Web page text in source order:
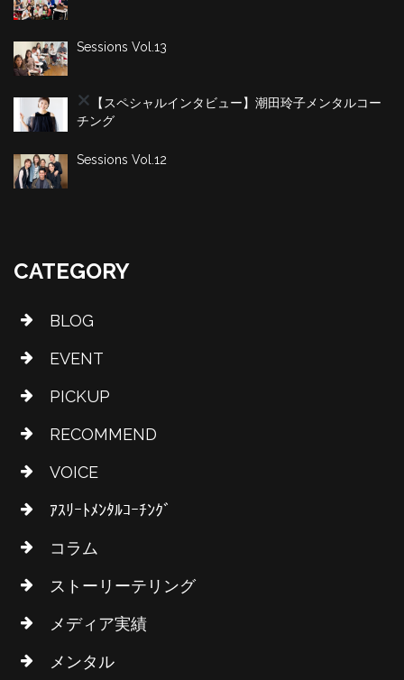
Sessions Vol.13
【スペシャルインタビュー】潮田玲子メンタルコー
チング
Sessions Vol.12
CATEGORY
BLOG
EVENT
PICKUP
RECOMMEND
VOICE
ｱｽﾘｰﾄﾒﾝﾀﾙｺｰﾁﾝｸﾞ
コラム
ストーリーテリング
メディア実績
メンタル